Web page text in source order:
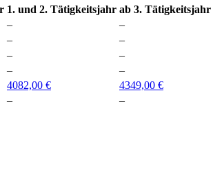
1. und 2. Tätigkeitsjahr ab 3. Tätigkeitsjahr
– –
– –
– –
– –
4082,00 € 4349,00 €
– –